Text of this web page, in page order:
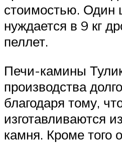
стоимостью. Один
нуждается в 9 кг
пеллет.
Печи-камины
производства
благодаря тому,
изготавливаются
камня. Кроме того